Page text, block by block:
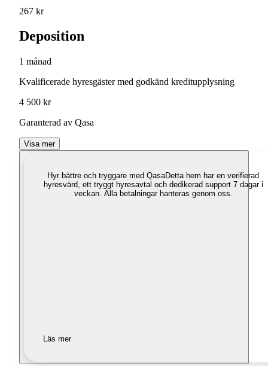
267 kr
Deposition
1 månad
Kvalificerade hyresgäster med godkänd kreditupplysning
4 500 kr
Garanterad av Qasa
Visa mer
Hyr bättre och tryggare med QasaDetta hem har en verifierad
hyresvärd, ett tryggt hyresavtal och dedikerad support 7 dagar i
veckan. Alla betalningar hanteras genom oss.
Läs mer